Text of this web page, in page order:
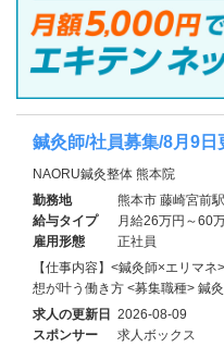
鍼灸師/社員募集/8月9日
NAORU鍼灸整体 熊本院
勤務地
熊本市 藤崎宮前駅
給与タイプ
月給26万円～60
雇用形態
正社員
【仕事内容】<鍼灸師×エリマ
想が叶う働き方 <募集職種> 鍼
求人の更新日 2026-08-09
スポンサー
求人ボックス